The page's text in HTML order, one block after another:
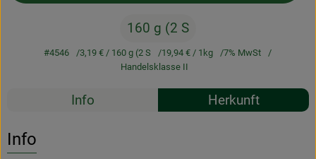
160 g (2 S
#4546 3,19 €/ 160 g (2 S 19,94 €/ 1kg
7% MwSt
Handelsklasse II
Rezepte
Info Herkunft
Info